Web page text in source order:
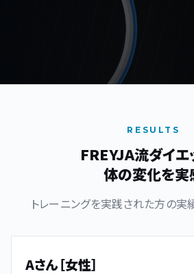
RESULTS
FREYJA流ダイエ
体の変化を実
トレーニングを実践された方の実
Aさん［女性］